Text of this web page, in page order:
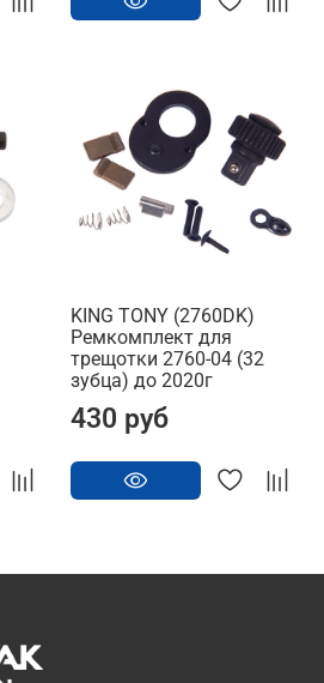
KING TONY (2760DK)
Ремкомплект для
трещотки 2760-04 (32
зубца) до 2020г
430 руб